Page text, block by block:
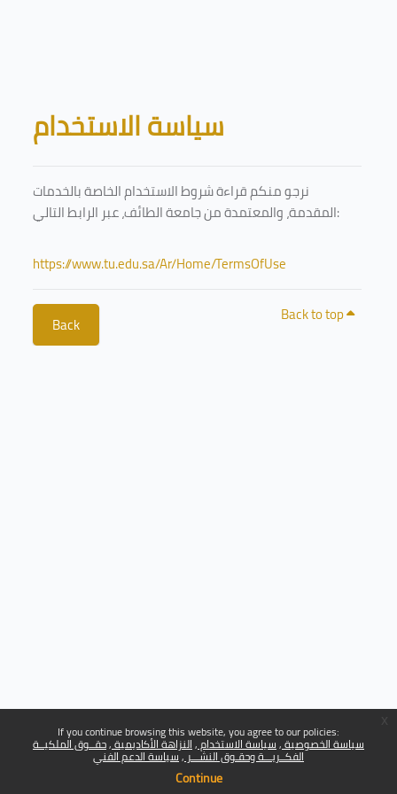
If you continue browsing this website, you agree to our policies:
سياسة الخصوصية سياسة الاستخدام النزاهة الأكاديمية حقــوق الملكيــة
الفكــريـــة وحقـوق النشـــر سياسة الدعم الفني
Continue
Blocks
سياسة الاستخدام
نرجو منكم قراءة شروط الاستخدام الخاصة بالخدمات
المقدمة، والمعتمدة من جامعة الطائف، عبر الرابط التالي:
https://www.tu.edu.sa/Ar/Home/TermsOfUse
Back Back to top